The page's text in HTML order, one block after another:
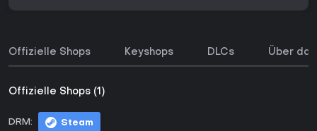
Offizielle Shops Keyshops DLCs Über
Offizielle Shops (1)
DRM: Steam